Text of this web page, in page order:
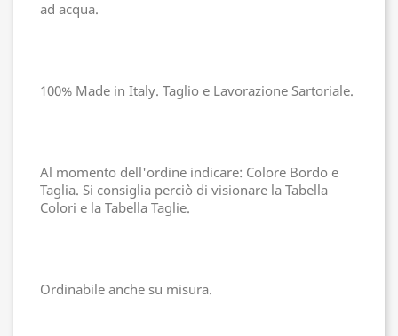
ad acqua.
100% Made in Italy. Taglio e Lavorazione Sartoriale.
Al momento dell'ordine indicare: Colore Bordo e
Taglia. Si consiglia perciò di visionare la Tabella
Colori e la Tabella Taglie.
Ordinabile anche su misura.